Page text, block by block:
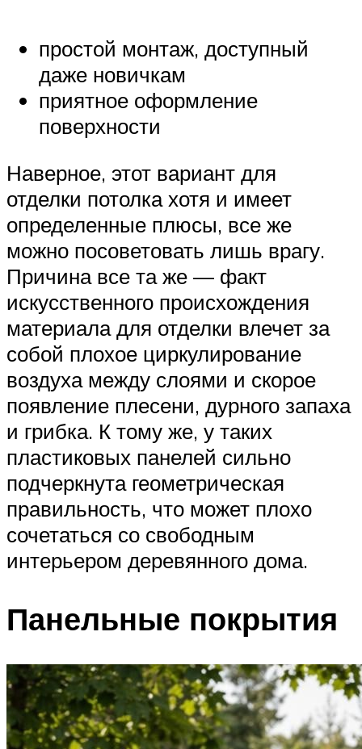
простой монтаж, доступный
даже новичкам
приятное оформление
поверхности
Наверное, этот вариант для
отделки потолка хотя и имеет
определенные плюсы, все же
можно посоветовать лишь врагу.
Причина все та же — факт
искусственного происхождения
материала для отделки влечет за
собой плохое циркулирование
воздуха между слоями и скорое
появление плесени, дурного запаха
и грибка. К тому же, у таких
пластиковых панелей сильно
подчеркнута геометрическая
правильность, что может плохо
сочетаться со свободным
интерьером деревянного дома.
Панельные покрытия